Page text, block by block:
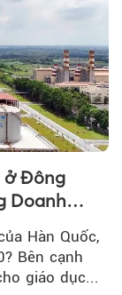
ở Đông
Doanh
Hàn Quốc,
Bên cạnh
giáo dục...